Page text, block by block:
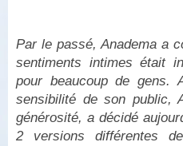
* *
Par le passé, Anadema a
sentiments intimes était
pour beaucoup de gens.
sensibilité de son public,
générosité, a décidé
2 versions différentes